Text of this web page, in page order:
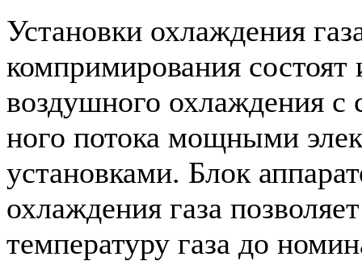
Установки охлаждения
компримирования состо­ят
воздушного охлаждения
ного потока мощными
установками. Блок
охлаждения газа
температуру газа до